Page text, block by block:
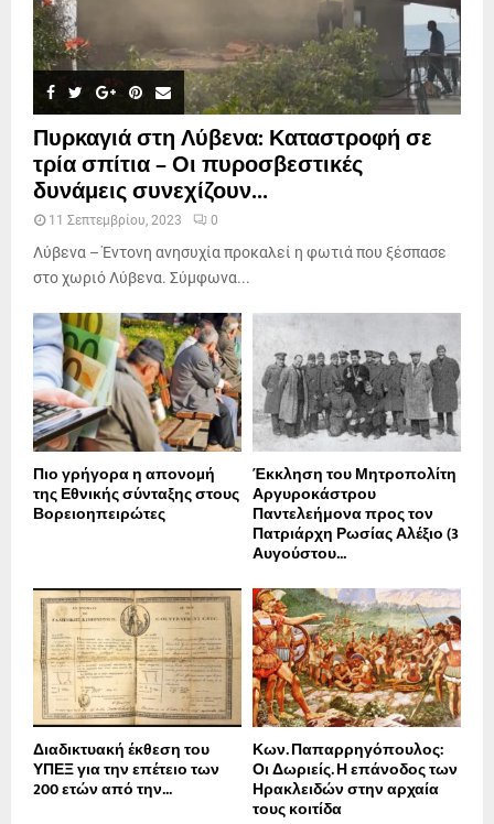
Πυρκαγιά στη Λύβενα: Καταστροφή σε
τρία σπίτια – Οι πυροσβεστικές
δυνάμεις συνεχίζουν...
11 Σεπτεμβρίου, 2023 0
Λύβενα – Έντονη ανησυχία προκαλεί η φωτιά που ξέσπασε
στο χωριό Λύβενα. Σύμφωνα...
Πιο γρήγορα η απονοµή
της Εθνικής σύνταξης στους
Βορειοηπειρώτες
Έκκληση του Μητροπολίτη
Αργυροκάστρου
Παντελεήμονα προς τον
Πατριάρχη Ρωσίας Αλέξιο (3
Αυγούστου...
Διαδικτυακή έκθεση του
ΥΠΕΞ για την επέτειο των
200 ετών από την...
Κων. Παπαρρηγόπουλος:
Οι Δωριείς. Η επάνοδος των
Ηρακλειδών στην αρχαία
τους κοιτίδα